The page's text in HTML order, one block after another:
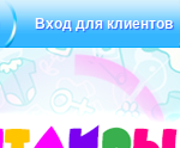
Вход для клиентов